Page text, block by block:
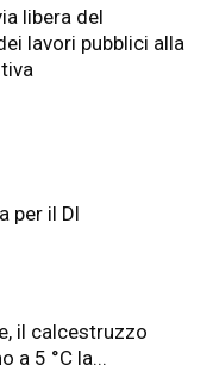
libera del
lavori pubblici alla
per il Dl
il calcestruzzo
a 5 °C la...